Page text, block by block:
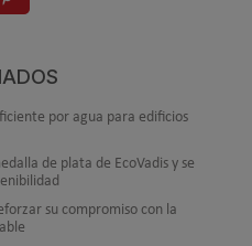
por agua para edificios
de plata de EcoVadis y se
su compromiso con la